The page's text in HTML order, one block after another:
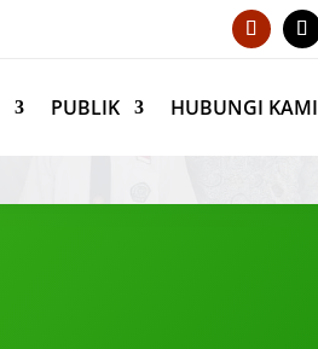
PUBLIK HUBUNGI KAMI